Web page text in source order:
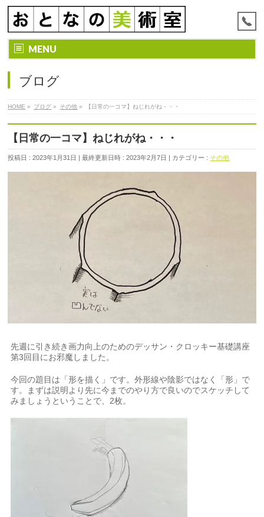
MENU
ブログ
HOME » ブログ » その他 » 【日常の一コマ】ねじれがね・・・
【日常の一コマ】ねじれがね・・・
投稿日 : 2023年1月31日 最終更新日時 : 2023年2月7日 カテゴリー : その他
先週に引き続き画力向上のためのデッサン・クロッキー基礎講座
第3回目にお邪魔しました。
今回の題目は「形を描く」です。外形線や陰影ではなく「形」で
す。まずは説明より先に今までのやり方で良いのでスケッチして
みましょうということで、2枚。